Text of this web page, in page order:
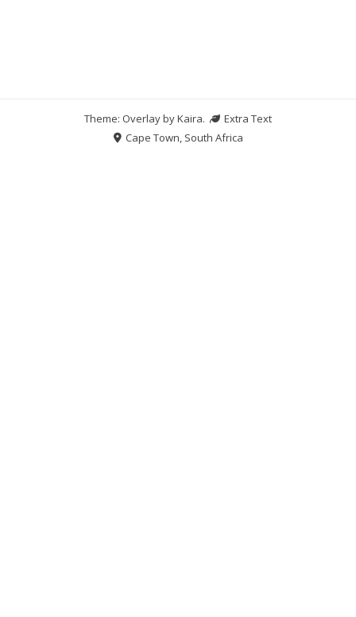
Theme: Overlay byKaira.
Extra Text
Cape Town, South Africa